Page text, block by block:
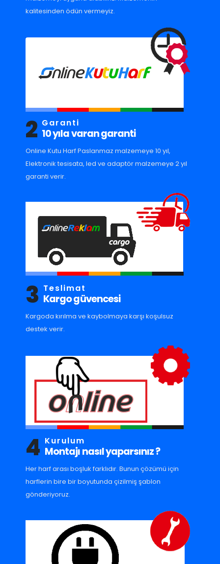
kalitesinden ödün vermeyiz.
2 Garanti
10 yıla varan garanti
Online Kutu Harf Paslanmaz malzemeye 10 yıl,
Elektronik tesisata, led ve adaptör malzemeye 2 yıl
garanti verir.
3 Teslimat
Kargo güvencesi
Kargoda kırılma ve kaybolmaya karşı koşulsuz
destek verir.
4 Kurulum
Montajı nasıl yaparsınız ?
Her harf arası boşluk farklıdır. Bunun çözümü için
harflerin bire bir boyutunda çizilmiş şablon
gönderiyoruz.